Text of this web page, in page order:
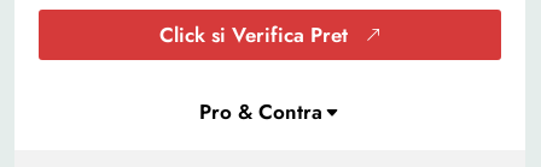
Click si Verifica Pret